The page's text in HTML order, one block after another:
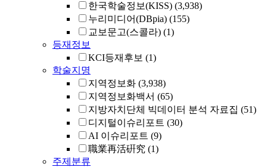
한국학술정보(KISS) (3,938)
누리미디어(DBpia) (155)
교보문고(스콜라) (1)
등재정보
KCI등재후보 (1)
학술지명
지역정보화 (3,938)
지역정보화백서 (65)
지방자치단체 빅데이터 분석 자료집 (51)
디지털이슈리포트 (30)
AI 이슈리포트 (9)
職業再活硏究 (1)
주제분류